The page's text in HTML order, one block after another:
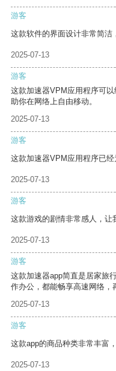
游客
这款软件的界面设计非常简洁
2025-07-13
游客
这款加速器VPM应用程序可
助你在网络上自由移动。
2025-07-13
游客
这款加速器VPM应用程序已经
2025-07-13
游客
这款游戏的剧情非常感人，让
2025-07-13
游客
这款加速器app简直是居家旅
作办公，都能畅享高速网络，
2025-07-13
游客
这款app的商品种类非常丰富
2025-07-13